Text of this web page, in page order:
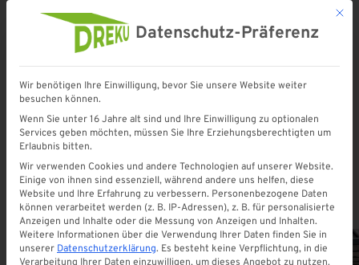
terrassenueberdachungen
Mit
Datenschutz-Präferenz
Wir benötigen Ihre Einwilligung, bevor Sie unsere Website weiter
besuchen können.
Wenn Sie unter 16 Jahre alt sind und Ihre Einwilligung zu optionalen
Services geben möchten, müssen Sie Ihre Erziehungsberechtigten um
Erlaubnis bitten.
Wir verwenden Cookies und andere Technologien auf unserer Website.
Einige von ihnen sind essenziell, während andere uns helfen, diese
Website und Ihre Erfahrung zu verbessern. Personenbezogene Daten
können verarbeitet werden (z. B. IP-Adressen), z. B. für personalisierte
Anzeigen und Inhalte oder die Messung von Anzeigen und Inhalten.
Weitere Informationen über die Verwendung Ihrer Daten finden Sie in
unserer Datenschutzerklärung. Es besteht keine Verpflichtung, in die